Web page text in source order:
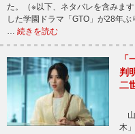
た。（※以下、ネタバレを含みま
した学園ドラマ「GTO」が28年
… 続きを読む
判
二
山
木